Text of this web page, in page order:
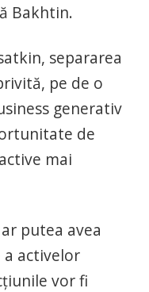
Bakhtin.
separarea
pe de o
generativ
de
mai
putea avea
activelor
vor fi